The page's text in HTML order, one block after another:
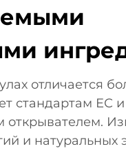
отличается
стандартам ЕС
и натуральных